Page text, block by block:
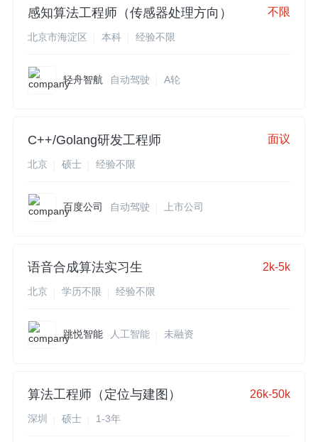
感知算法工程师（传感器处理方向） 不限
北京市海淀区 本科 经验不限
轻舟智航 自动驾驶 A轮
C++/Golang研发工程师 面议
北京 硕士 经验不限
百度公司 自动驾驶 上市公司
语音合成算法实习生 2k-5k
北京 学历不限 经验不限
跳悦智能 人工智能 未融资
算法工程师（定位与建图） 26k-50k
深圳 硕士 1-3年